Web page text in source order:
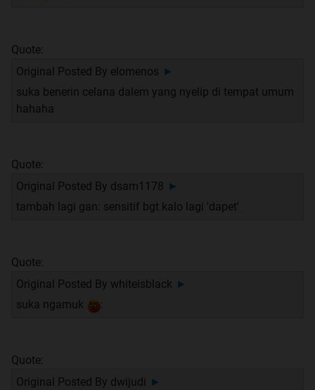
Quote:
Original Posted By elomenos ►
suka benerin celana dalem yang nyelip di tempat umum
hahaha
Quote:
Original Posted By dsam1178 ►
tambah lagi gan: sensitif bgt kalo lagi 'dapet'
Quote:
Original Posted By whiteisblack ►
suka ngamuk
Quote:
Original Posted By dwijudi ►